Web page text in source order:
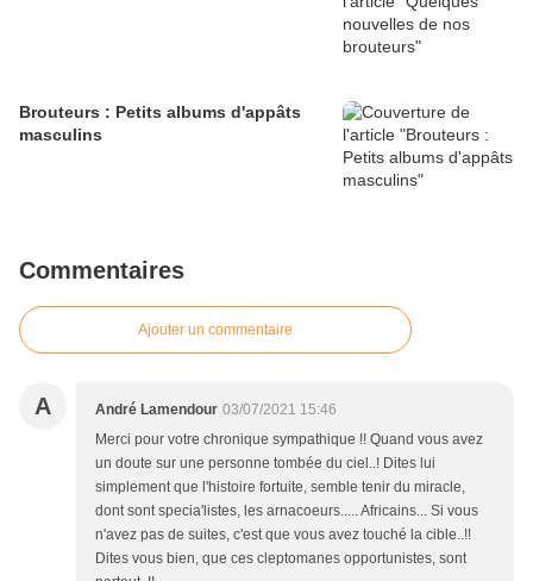
Brouteurs : Petits albums d'appâts
masculins
Commentaires
Ajouter un commentaire
A André Lamendour 03/07/2021 15:46
Merci pour votre chronique sympathique !! Quand vous avez
un doute sur une personne tombée du ciel..! Dites lui
simplement que l'histoire fortuite, semble tenir du miracle,
dont sont specia'listes, les arnacoeurs..... Africains... Si vous
n'avez pas de suites, c'est que vous avez touché la cible..!!
Dites vous bien, que ces cleptomanes opportunistes, sont